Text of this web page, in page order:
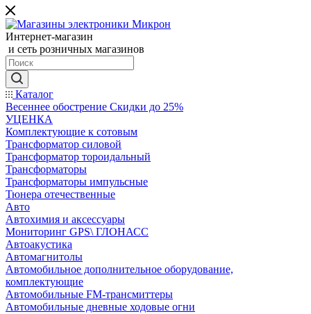
Интернет-магазин
и сеть розничных магазинов
Каталог
Весеннее обострение Скидки до 25%
УЦЕНКА
Комплектующие к сотовым
Трансформатор силовой
Трансформатор тороидальный
Трансформаторы
Трансформаторы импульсные
Тюнера отечественные
Авто
Автохимия и аксессуары
Мониторинг GPS\ ГЛОНАСС
Автоакустика
Автомагнитолы
Автомобильное дополнительное оборудование,
комплектующие
Автомобильные FM-трансмиттеры
Автомобильные дневные ходовые огни